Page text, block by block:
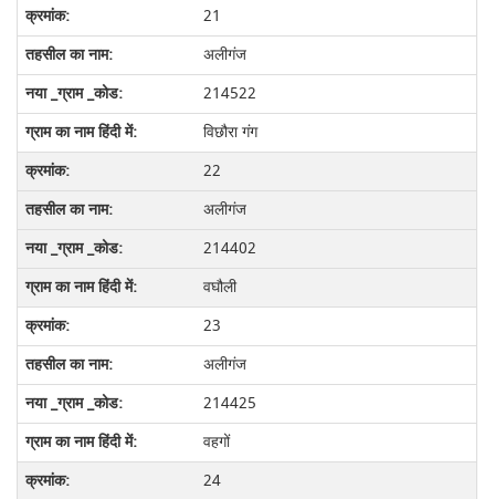
21
अलीगंज
214522
विछौरा गंग
22
अलीगंज
214402
वघौली
23
अलीगंज
214425
वहगों
24